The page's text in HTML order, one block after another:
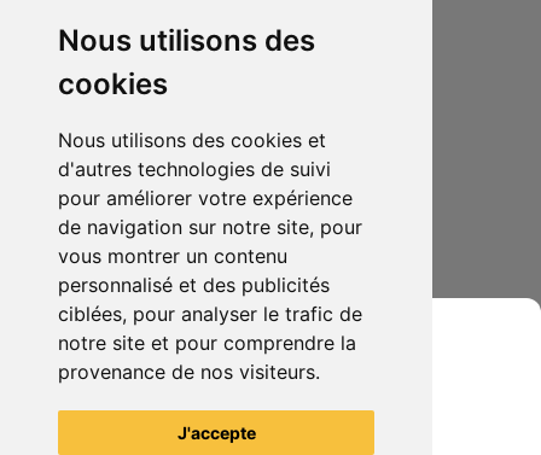
Nous utilisons des
cookies
Nous utilisons des cookies et
d'autres technologies de suivi
pour améliorer votre expérience
de navigation sur notre site, pour
vous montrer un contenu
personnalisé et des publicités
ciblées, pour analyser le trafic de
notre site et pour comprendre la
provenance de nos visiteurs.
J'accepte
100.00€ 0
One Piece - Portrait of Pirates DX - Silvers Rayleigh
Voir tous les articles du vendeur
Grenier du Geek